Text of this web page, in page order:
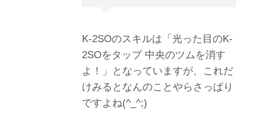
K-2SOのスキルは「光った目のK-
2SOをタップ 中央のツムを消す
よ！」となっていますが、これだ
けみるとなんのことやらさっぱり
ですよね(^_^;)